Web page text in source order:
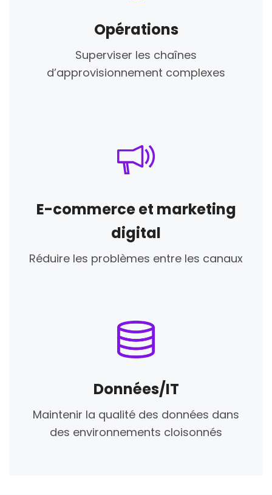
Opérations
Superviser les chaînes
d’approvisionnement complexes
E-commerce et marketing
digital
Réduire les problèmes entre les canaux
Données/IT
Maintenir la qualité des données dans
des environnements cloisonnés